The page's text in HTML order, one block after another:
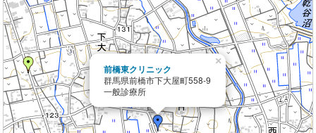
前橋東クリニック
群馬県前橋市下大屋町558-9
一般診療所
×